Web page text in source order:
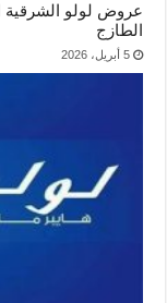
الطازج
5 أبريل، 2026